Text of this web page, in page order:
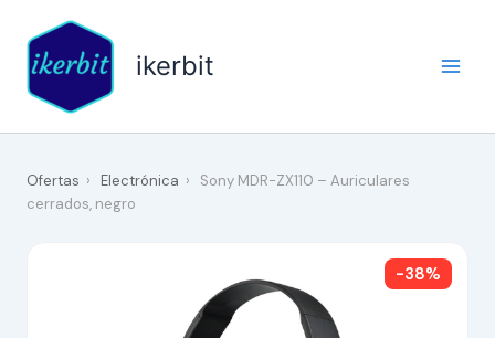
contenido
ikerbit
Ofertas › Electrónica ›
Sony MDR-ZX110 – Auriculares
cerrados, negro
-38%